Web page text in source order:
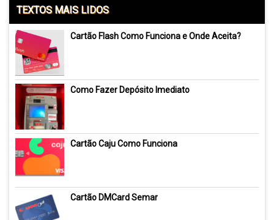
TEXTOS MAIS LIDOS
Cartão Flash Como Funciona e Onde Aceita?
Como Fazer Depósito Imediato
Cartão Caju Como Funciona
Cartão DMCard Semar